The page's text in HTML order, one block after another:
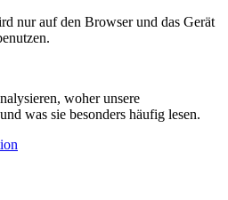
nur auf den Browser und das Gerät
woher unsere
was sie besonders häufig lesen.